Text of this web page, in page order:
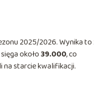
2025/2026. Wynika to
około39.000, co
na starcie kwalifikacji.